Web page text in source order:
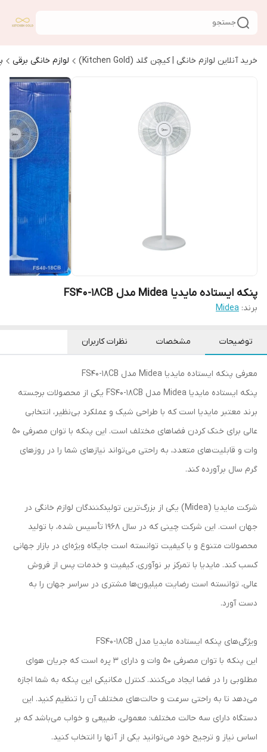
جستجو
خرید آنلاین لوازم خانگی | کیچن گلد (Kitchen Gold) لوازم خانگی برقی
پنکه ایستاده مایدیا Midea مدل FS40-18CB
برند: Midea
توضیحات مشخصات نظرات کاربران
معرفی پنکه ایستاده مایدیا Midea مدل FS40-18CB
پنکه ایستاده مایدیا Midea مدل FS40-18CB یکی از محصولات برجسته
برند معتبر مایدیا است که با طراحی شیک و عملکرد بی‌نظیر، انتخابی
عالی برای خنک کردن فضاهای مختلف است. این پنکه با توان مصرفی 50
وات و قابلیت‌های متعدد، به راحتی می‌تواند نیازهای شما را در روزهای
گرم سال برآورده کند.
شرکت مایدیا (Midea) یکی از بزرگ‌ترین تولیدکنندگان لوازم خانگی در
جهان است. این شرکت چینی که در سال 1968 تأسیس شده، با تولید
محصولات متنوع و با کیفیت توانسته است جایگاه ویژه‌ای در بازار جهانی
کسب کند. مایدیا با تمرکز بر نوآوری، کیفیت و خدمات پس از فروش
عالی، توانسته است رضایت میلیون‌ها مشتری در سراسر جهان را به
دست آورد.
ویژگی‌های پنکه ایستاده مایدیا مدل FS40-18CB
این پنکه با توان مصرفی 50 وات و دارای 3 پره است که جریان هوای
مطلوبی را در فضا ایجاد می‌کنند. کنترل مکانیکی این پنکه به شما اجازه
می‌دهد تا به راحتی سرعت و حالت‌های مختلف آن را تنظیم کنید. این
دستگاه دارای سه حالت مختلف: معمولی، طبیعی و خواب می‌باشد که بر
اساس نیاز و ترجیح خود می‌توانید یکی از آنها را انتخاب کنید.